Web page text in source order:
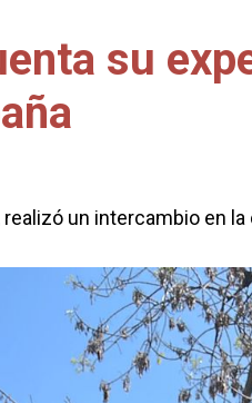
su
un intercambio en la